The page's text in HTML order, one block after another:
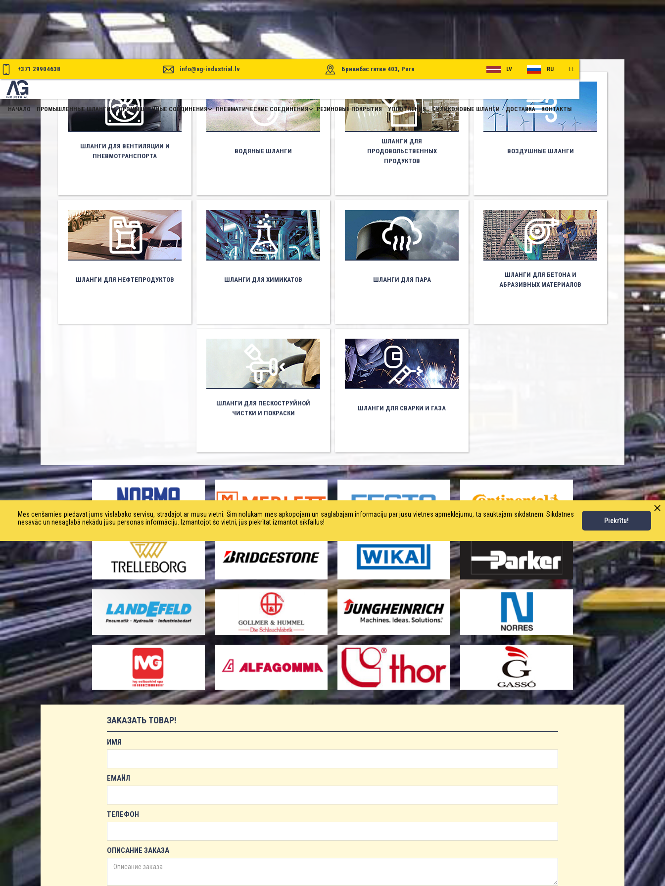
+371 29904638 info@ag-industrial.lv Бривибас гатве 403, Рига LV RU EE
НАЧАЛО ПРОМЫШЛЕННЫЕ ШЛАНГИ ПРОМЫШЛЕННЫЕ СОЕДИНЕНИЯ ПНЕВМАТИЧЕСКИЕ СОЕДИНЕНИЯ РЕЗИНОВЫЕ ПОКРЫТИЯ УПЛОТНЕНИЯ СИЛИКОНОВЫЕ ШЛАНГИ ДОСТАВКА КОНТАКТЫ
ШЛАНГИ ДЛЯ ВЕНТИЛЯЦИИ И
ПНЕВМОТРАНСПОРТА
ВОДЯНЫЕ ШЛАНГИ
ШЛАНГИ ДЛЯ
ПРОДОВОЛЬСТВЕННЫХ
ПРОДУКТОВ
ВОЗДУШНЫЕ ШЛАНГИ
ШЛАНГИ ДЛЯ НЕФТЕПРОДУКТОВ ШЛАНГИ ДЛЯ ХИМИКАТОВ ШЛАНГИ ДЛЯ ПАРА
ШЛАНГИ ДЛЯ БЕТОНА И
АБРАЗИВНЫХ МАТЕРИАЛОВ
ШЛАНГИ ДЛЯ ПЕСКОСТРУЙНОЙ
ЧИСТКИ И ПОКРАСКИ
ШЛАНГИ ДЛЯ СВАРКИ И ГАЗА
ЗАКАЗАТЬ ТОВАР!
ИМЯ
ЕМАЙЛ
ТЕЛЕФОН
ОПИСАНИЕ ЗАКАЗА
Mēs cenšamies piedāvāt jums vislabāko servisu, strādājot ar mūsu vietni. Šim nolūkam mēs apkopojam un saglabājam informāciju par jūsu vietnes apmeklējumu, tā sauktajām sīkdatnēm. Sīkdatnes
nesavāc un nesaglabā nekādu jūsu personas informāciju. Izmantojot šo vietni, jūs piekrītat izmantot sīkfailus!
Piekrītu!